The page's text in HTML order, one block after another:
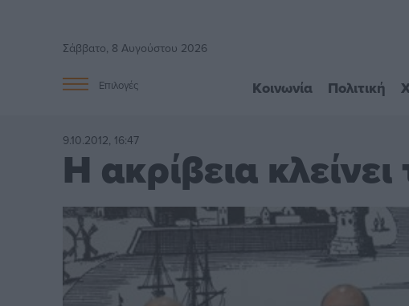
Σάββατο, 8 Αυγούστου 2026
Επιλογές Κοινωνία Πολιτική
9.10.2012, 16:47
Η ακρίβεια κλείνει